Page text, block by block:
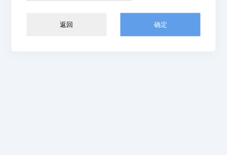
返回 确定